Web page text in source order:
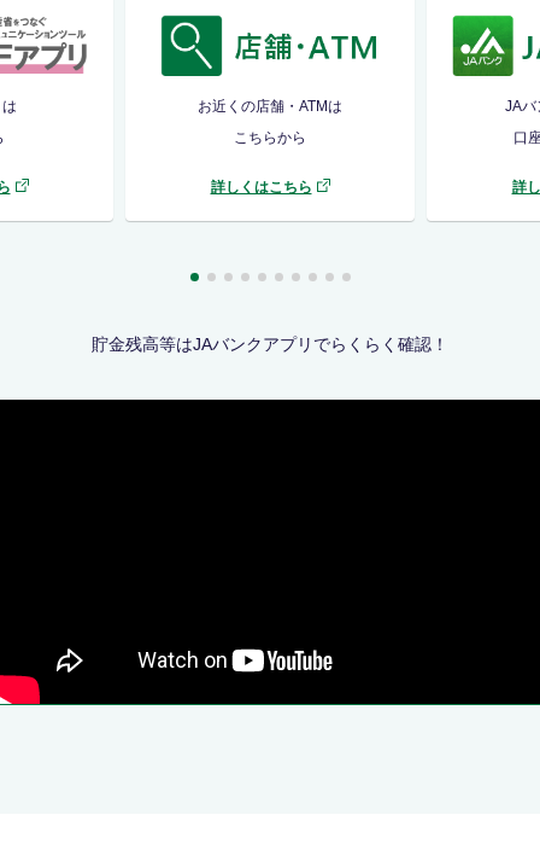
お近くの店舗・ATMは
こちらから
詳しくはこちら
JAバ
口
詳
貯金残高等はJAバンクアプリでらくらく確認！